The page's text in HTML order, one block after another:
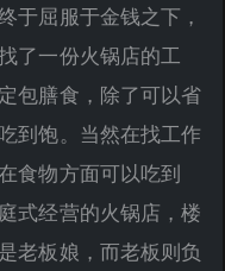
于屈服于金钱之下，
了一份火锅店的工
包膳食，除了可以省
到饱。当然在找工作
食物方面可以吃到
式经营的火锅店，楼
老板娘，而老板则负